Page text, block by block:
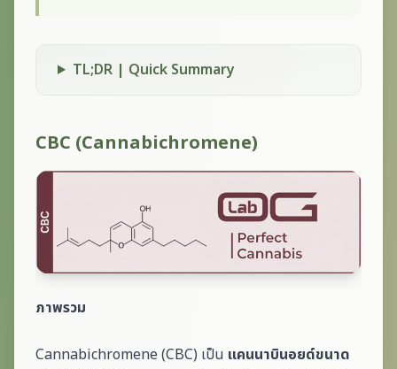
TL;DR | Quick Summary
CBC (Cannabichromene)
ภาพรวม
Cannabichromene (CBC) เป็น แคนนาบินอยด์ขนาด